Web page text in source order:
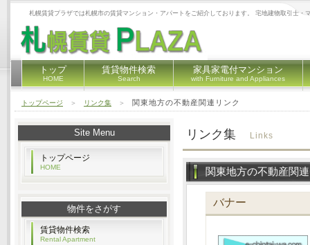
札幌賃貸プラザでは札幌市の賃貸マンション・アパートをご紹介しております。 宅地建物取引士
トップ
HOME
賃貸物件検索
Search
家具家電付マンション
with Furniture and Appliances
トップページ ＞ リンク集 ＞ 関東地方の不動産関連リンク
リンク集 Links
関東地方の不動産関
バナー
Site Menu
トップページ
HOME
物件をさがす
賃貸物件検索
Rental Apartment